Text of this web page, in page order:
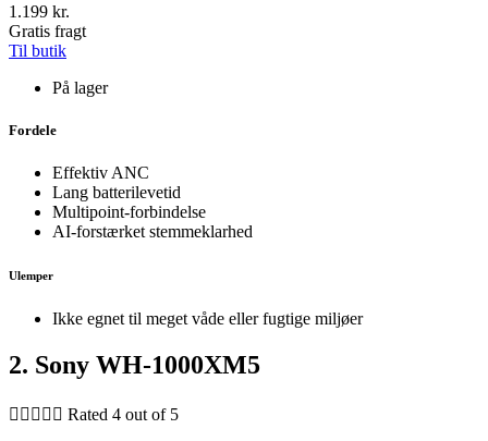
1.199 kr.
Gratis fragt
Til butik
På lager
Fordele
Effektiv ANC
Lang batterilevetid
Multipoint-forbindelse
AI-forstærket stemmeklarhed
Ulemper
Ikke egnet til meget våde eller fugtige miljøer
2. Sony WH-1000XM5
     Rated 4 out of 5